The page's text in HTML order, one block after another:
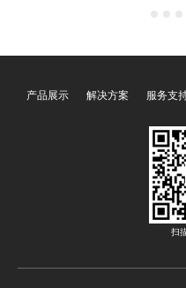
日常运营的全流程。这两项
动，将分散的声、光、电设
决了传统展厅设备操作繁
琐、效率低下的痛点，既保
障了展示效果的统一性，又
降低了运营管理成本，成为
现代展厅不可或缺的核心功
产品展示 解决方案 服务支
扫